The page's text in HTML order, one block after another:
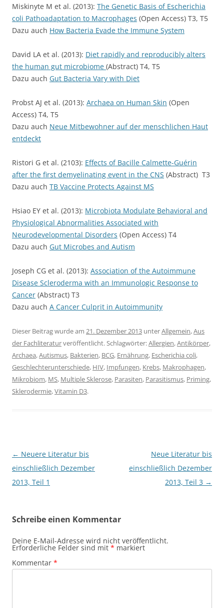
Miskinyte M et al. (2013): The Genetic Basis of Escherichia
coli Pathoadaptation to Macrophages (Open Access) T3, T5
Dazu auch How Bacteria Evade the Immune System
David LA et al. (2013): Diet rapidly and reproducibly alters
the human gut microbiome (Abstract) T4, T5
Dazu auch Gut Bacteria Vary with Diet
Probst AJ et al. (2013): Archaea on Human Skin (Open
Access) T4, T5
Dazu auch Neue Mitbewohner auf der menschlichen Haut
entdeckt
Ristori G et al. (2103): Effects of Bacille Calmette-Guérin
after the first demyelinating event in the CNS (Abstract) T3
Dazu auch TB Vaccine Protects Against MS
Hsiao EY et al. (2013): Microbiota Modulate Behavioral and
Physiological Abnormalities Associated with
Neurodevelopmental Disorders (Open Access) T4
Dazu auch Gut Microbes and Autism
Joseph CG et al. (2013): Association of the Autoimmune
Disease Scleroderma with an Immunologic Response to
Cancer (Abstract) T3
Dazu auch A Cancer Culprit in Autoimmunity
Dieser Beitrag wurde am 21. Dezember 2013 unterAllgemein,Aus
der Fachliteraturveröffentlicht. Schlagwörter:Allergien,Antikörper,
Archaea,Autismus, Bakterien, BCG, Ernährung, Escherichia coli,
Geschlechterunterschiede, HIV, Impfungen, Krebs, Makrophagen,
Mikrobiom, MS, Multiple Sklerose, Parasiten, Parasitismus, Priming,
Sklerodermie,Vitamin D3.
Beitragsnavigation
← Neuere Literatur bis
einschließlich Dezember
2013, Teil 1
Neue Literatur bis
einschließlich Dezember
2013, Teil 3 →
Schreibe einen Kommentar
Deine E-Mail-Adresse wird nicht veröffentlicht.
Erforderliche Felder sind mit * markiert
Kommentar *